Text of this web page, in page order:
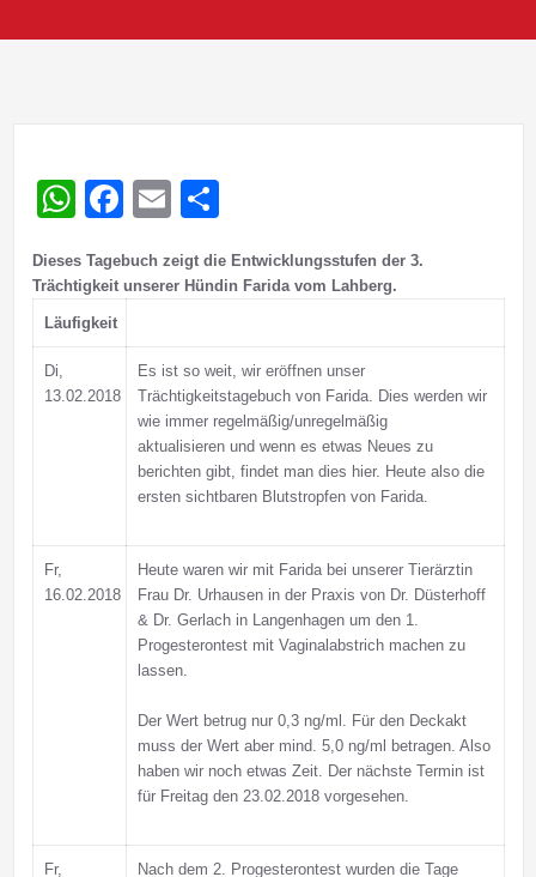
WhatsApp
Facebook
Email
Dieses Tagebuch zeigt die Entwicklungsstufen der 3.
Trächtigkeit unserer Hündin Farida vom Lahberg.
Läufigkeit
Di,
13.02.2018
Es ist so weit, wir eröffnen unser
Trächtigkeitstagebuch von Farida. Dies werden wir
wie immer regelmäßig/unregelmäßig
aktualisieren und wenn es etwas Neues zu
berichten gibt, findet man dies hier. Heute also die
ersten sichtbaren Blutstropfen von Farida.
Fr,
16.02.2018
Heute waren wir mit Farida bei unserer Tierärztin
Frau Dr. Urhausen in der Praxis von Dr. Düsterhoff
& Dr. Gerlach in Langenhagen um den 1.
Progesterontest mit Vaginalabstrich machen zu
lassen.
Der Wert betrug nur 0,3 ng/ml. Für den Deckakt
muss der Wert aber mind. 5,0 ng/ml betragen. Also
haben wir noch etwas Zeit. Der nächste Termin ist
für Freitag den 23.02.2018 vorgesehen.
Fr,
Nach dem 2. Progesterontest wurden die Tage